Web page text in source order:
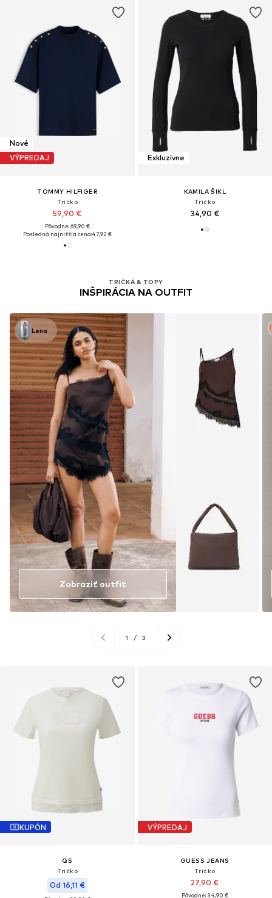
Nové
VÝPREDAJ
TOMMY HILFIGER
Tričko
59,90 €
Pôvodne: 69,90 €
Posledná najnižšia cena:47,92 €
TRIČKÁ & TOPY
INŠPIRÁCIA NA OUTFIT
Lena
Zobraziť outfit
1 / 3
Exkluzívne
KAMILA ŠIKL
Tričko
34,90 €
KUPÓN
QS
Tričko
Od 16,11 €
VÝPREDAJ
GUESS JEANS
Tričko
27,90 €
Pôvodne: 34,90 €